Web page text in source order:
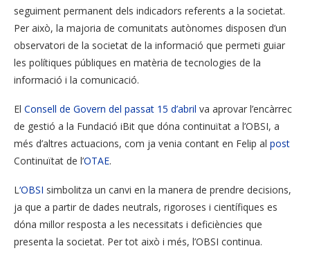
seguiment permanent dels indicadors referents a la societat.
Per això, la majoria de comunitats autònomes disposen d’un
observatori de la societat de la informació que permeti guiar
les polítiques públiques en matèria de tecnologies de la
informació i la comunicació.
El Consell de Govern del passat 15 d’abril va aprovar l’encàrrec
de gestió a la Fundació iBit que dóna continuïtat a l’OBSI, a
més d’altres actuacions, com ja venia contant en Felip al post
Continuïtat de l’OTAE.
L‘OBSI simbolitza un canvi en la manera de prendre decisions,
ja que a partir de dades neutrals, rigoroses i científiques es
dóna millor resposta a les necessitats i deficiències que
presenta la societat. Per tot això i més, l’OBSI continua.